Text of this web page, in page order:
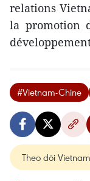
relations
la promotion
#Vietnam-Chine
Theo dõi